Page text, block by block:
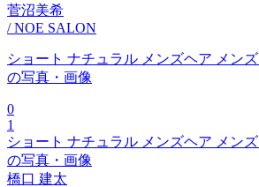
菅沼美希
/ NOE SALON
ショート ナチュラル メンズヘア メン
の写真・画像
0
1
ショート ナチュラル メンズヘア メン
の写真・画像
橋口 建太